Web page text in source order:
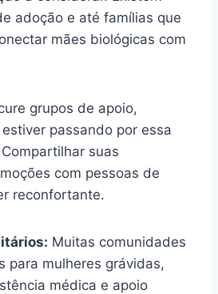
adoção e até famílias que
mães biológicas com
grupos de apoio,
passando por essa
suas
com pessoas de
reconfortante.
Muitas comunidades
para mulheres grávidas,
médica e apoio